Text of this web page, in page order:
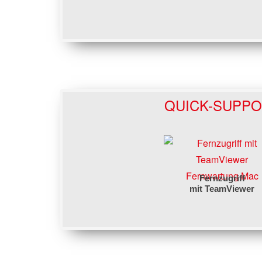
QUICK-
Fernzugriff
mit TeamViewer
Fernwartung Mac